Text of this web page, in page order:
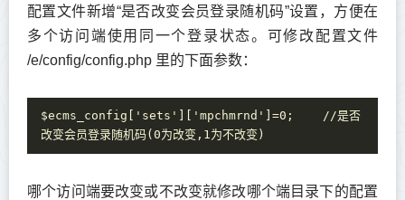
配置文件新增“是否改变会员登录随机码”设置，方便在
多个访问端使用同一个登录状态。可修改配置文件
/e/config/config.php 里的下面参数：
$ecms_config['sets']['mpchmrnd']=0;    //是否
改变会员登录随机码(0为改变,1为不改变)
哪个访问端要改变或不改变就修改哪个端目录下的配置